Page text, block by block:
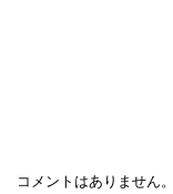
コメントはありません。